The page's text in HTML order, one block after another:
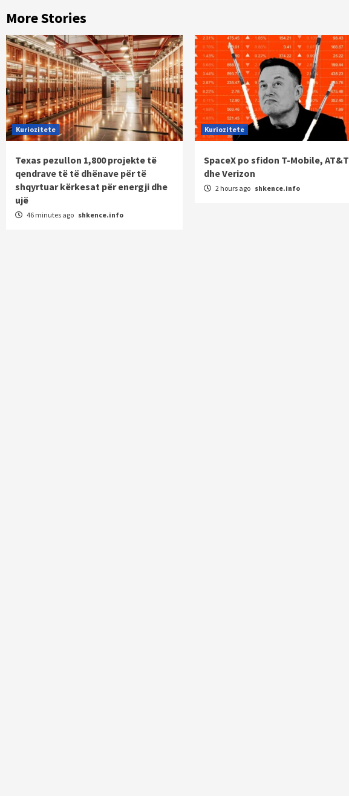
More Stories
Kuriozitete
Texas pezullon 1,800 projekte të
qendrave të të dhënave për të
shqyrtuar kërkesat për energji dhe
ujë
46 minutes ago shkence.info
Kuriozitete
SpaceX po sfidon T-Mobile, AT&T
dhe Verizon
2 hours ago shkence.info